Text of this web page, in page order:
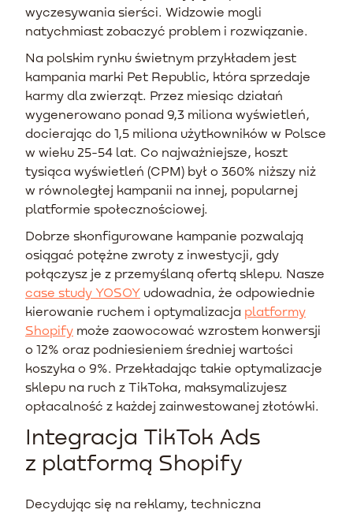
wyczesywania sierści. Widzowie mogli
natychmiast zobaczyć problem i rozwiązanie.
Na polskim rynku świetnym przykładem jest
kampania marki Pet Republic, która sprzedaje
karmy dla zwierząt. Przez miesiąc działań
wygenerowano ponad 9,3 miliona wyświetleń,
docierając do 1,5 miliona użytkowników w Polsce
w wieku 25-54 lat. Co najważniejsze, koszt
tysiąca wyświetleń (CPM) był o 360% niższy niż
w równoległej kampanii na innej, popularnej
platformie społecznościowej.
Dobrze skonfigurowane kampanie pozwalają
osiągać potężne zwroty z inwestycji, gdy
połączysz je z przemyślaną ofertą sklepu. Nasze
case study YOSOY udowadnia, że odpowiednie
kierowanie ruchem i optymalizacja platformy
Shopify może zaowocować wzrostem konwersji
o 12% oraz podniesieniem średniej wartości
koszyka o 9%. Przekładając takie optymalizacje
sklepu na ruch z TikToka, maksymalizujesz
opłacalność z każdej zainwestowanej złotówki.
Integracja TikTok Ads
z platformą Shopify
Decydując się na reklamy, techniczna